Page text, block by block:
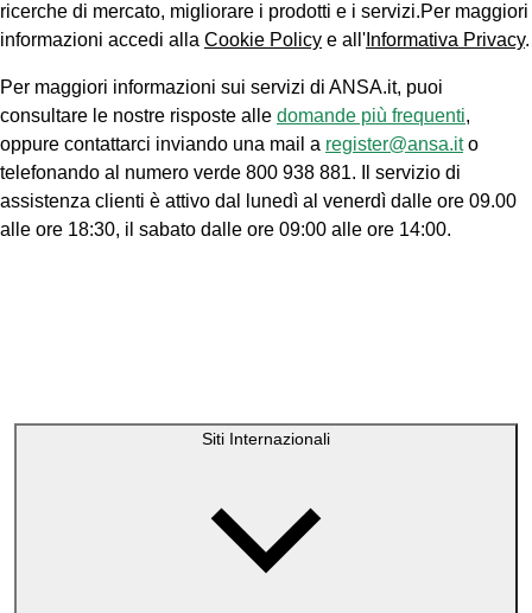
ricerche di mercato, migliorare i prodotti e i servizi.Per maggiori
informazioni accedi alla Cookie Policy e all' Informativa Privacy.
Per maggiori informazioni sui servizi di ANSA.it, puoi
consultare le nostre risposte alle domande più frequenti,
oppure contattarci inviando una mail a register@ansa.ito
telefonando al numero verde 800 938 881. Il servizio di
assistenza clienti è attivo dal lunedì al venerdì dalle ore 09.00
alle ore 18:30, il sabato dalle ore 09:00 alle ore 14:00.
Siti Internazionali